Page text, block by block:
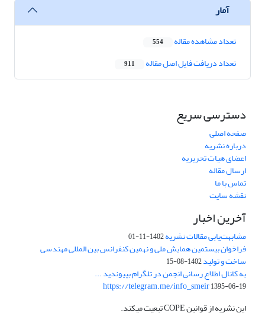
آمار
تعداد مشاهده مقاله 554
تعداد دریافت فایل اصل مقاله 911
دسترسی سریع
صفحه اصلی
درباره نشریه
اعضای هیات تحریریه
ارسال مقاله
تماس با ما
نقشه سایت
آخرین اخبار
مشابهت‌یابی مقالات نشریه1402-11-01
فراخوان بیستمین همایش ملی و نهمین کنفرانس بین المللی مهندسی
ساخت و تولید1402-08-15
به کانال اطلاع رسانی انجمن در تلگرام بپیوندید ...
https://telegram.me/info_smeir1395-06-19
این نشریه از قوانین COPE تبعیت میکند.